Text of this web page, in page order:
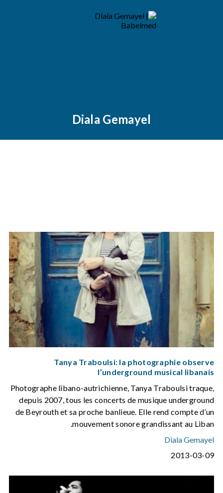
Diala Gemayel
Tanya Traboulsi: la photographie observe
l’underground musical libanais
Photographe libano-autrichienne, Tanya Traboulsi traque,
depuis 2007, tous les concerts de musique underground
de Beyrouth et sa proche banlieue. Elle rend compte d’un
mouvement sonore grandissant au Liban.
Diala Gemayel
2013-03-09